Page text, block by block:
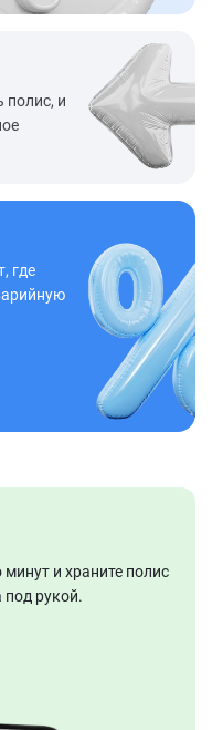
полис, и
где
и храните полис
под рукой.